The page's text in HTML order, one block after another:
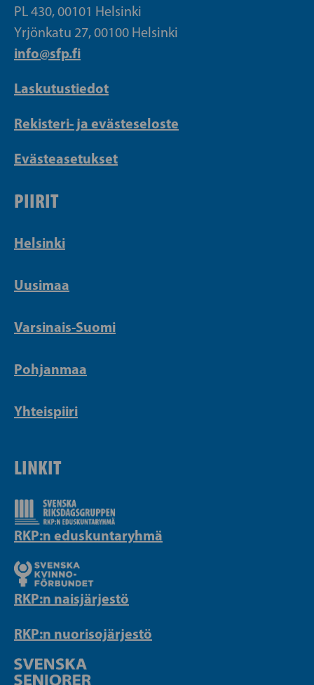
PL 430, 00101 Helsinki
Yrjönkatu 27, 00100 Helsinki
info@sfp.fi
Laskutustiedot
Rekisteri- ja evästeseloste
Evästeasetukset
PIIRIT
Helsinki
Uusimaa
Varsinais-Suomi
Pohjanmaa
Yhteispiiri
LINKIT
RKP:n eduskuntaryhmä
RKP:n naisjärjestö
RKP:n nuorisojärjestö